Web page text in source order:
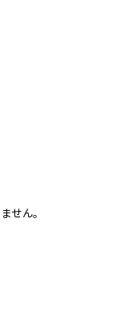
せん。